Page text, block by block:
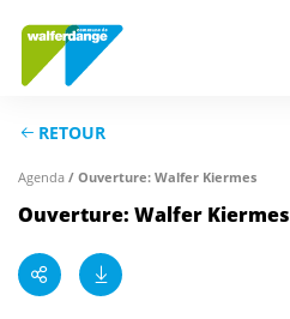
RETOUR
Agenda / Ouverture: Walfer Kiermes
Ouverture: Walfer Kiermes